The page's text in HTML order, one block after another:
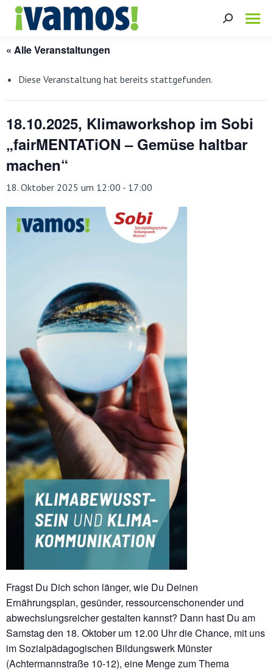
Search:
« Alle Veranstaltungen
Diese Veranstaltung hat bereits stattgefunden.
18.10.2025, Klimaworkshop im Sobi
„fairMENTATiON – Gemüse haltbar
machen“
18. Oktober 2025 um 12:00 - 17:00
Fragst Du Dich schon länger, wie Du Deinen
Ernährungsplan, gesünder, ressourcenschonender und
abwechslungsreicher gestalten kannst? Dann hast Du am
Samstag den 18. Oktober um 12.00 Uhr die Chance, mit uns
im Sozialpädagogischen Bildungswerk Münster
(Achtermannstraße 10-12), eine Menge zum Thema